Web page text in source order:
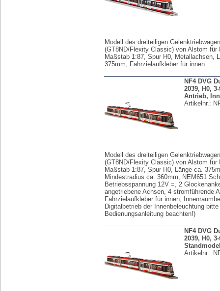
Modell des dreiteiligen
(GT8ND/Flexity Classic) von Alstom für
Maßstab 1:87, Spur H0, Metallachsen,
375mm, Fahrzielaufkleber für innen.
NF4 DVG
2039, H0,
Antrieb,
Artikelnr.:
Modell des dreiteiligen
(GT8ND/Flexity Classic) von Alstom für
Maßstab 1:87, Spur H0, Länge ca.
Mindestradius ca. 360mm, NEM651
Betriebsspannung 12V =, 2
angetriebene Achsen, 4 stromführende
Fahrzielaufkleber für innen,
Digitalbetrieb der Innenbeleuchtung
Bedienungsanleitung beachten!)
NF4 DVG
2039, H0,
Artikelnr.: